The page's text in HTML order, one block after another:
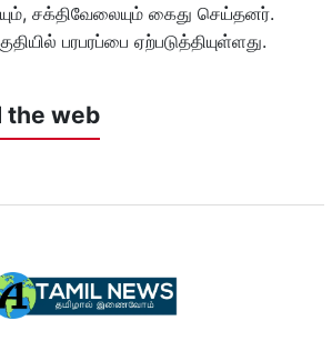
சக்திவேலையும் கைது செய்தனர்.
பரபரப்பை ஏற்படுத்தியுள்ளது.
the web